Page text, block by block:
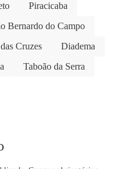
Piracicaba
Bernardo do Campo
Cruzes
Diadema
Taboão da Serra